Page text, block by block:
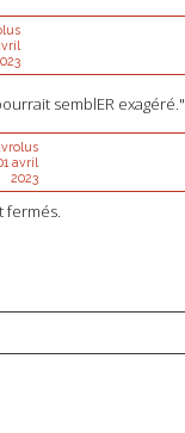
semblER exagéré."
avril
2023
fermés.